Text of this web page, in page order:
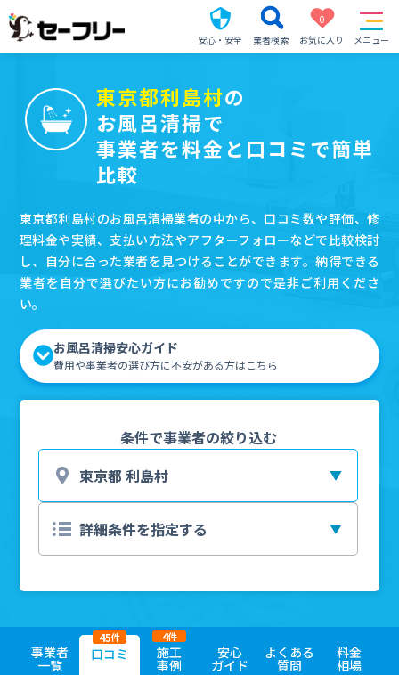
安心・安全 業者検索
0
お気に入り
メニュー
東京都利島村の
お風呂清掃で
事業者を料金と口コミで簡単
比較
東京都利島村のお風呂清掃業者の中から、口コミ数や評価、修
理料金や実績、支払い方法やアフターフォローなどで比較検討
し、自分に合った業者を見つけることができます。納得できる
業者を自分で選びたい方にお勧めですので是非ご利用くださ
い。
お風呂清掃安心ガイド
費用や事業者の選び方に不安がある方はこちら
条件で事業者の絞り込む
事業者
一覧
口コミ
45件
施工
事例
4件
安心
ガイド
よくある
質問
料金
相場